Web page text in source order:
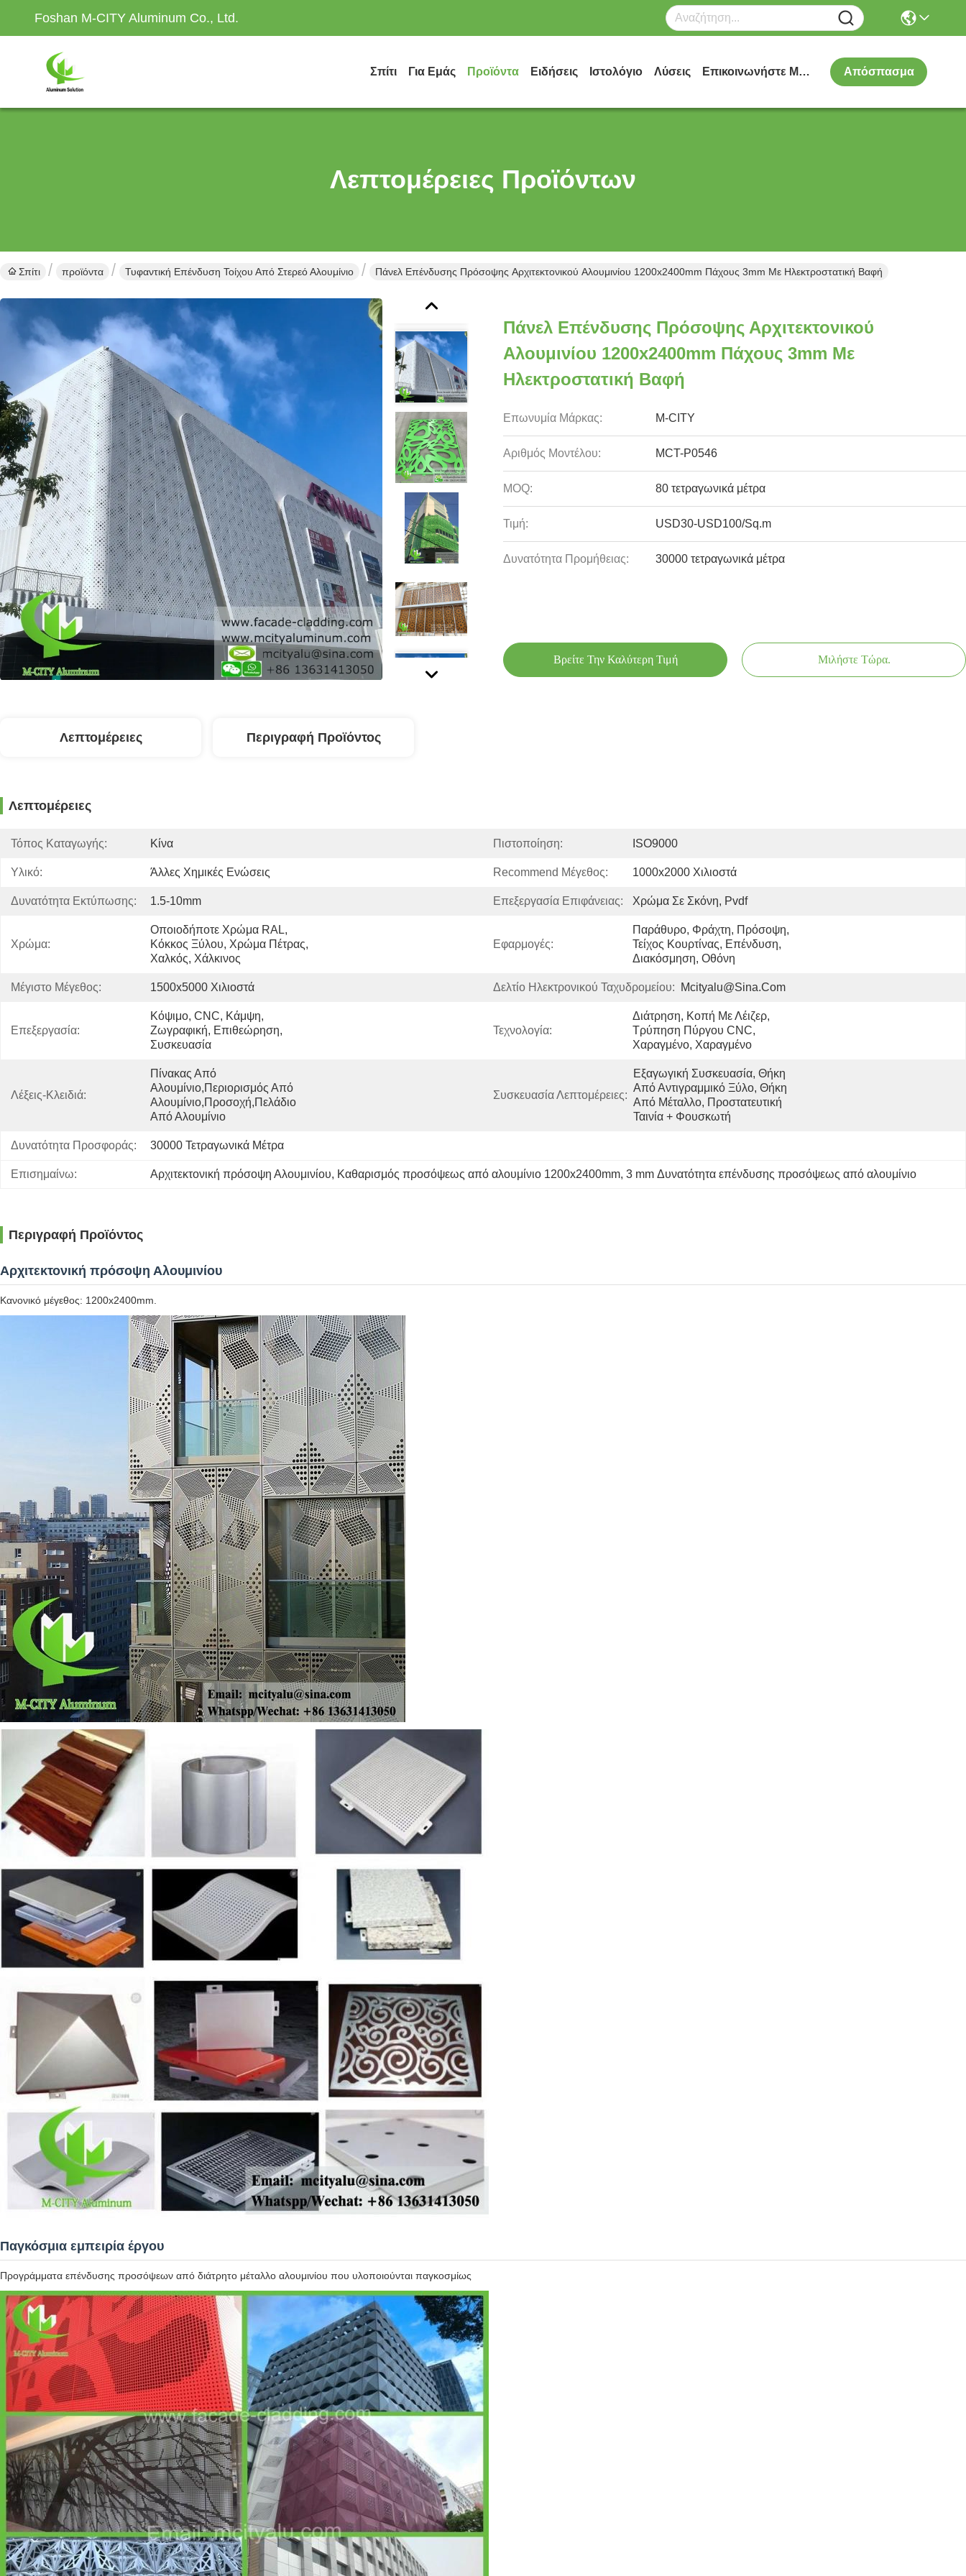
Foshan M-CITY Aluminum Co., Ltd.
Σπίτι Για Εμάς Προϊόντα Ειδήσεις Ιστολόγιο Λύσεις Επικοινωνήστε Μαζί Μας Απόσπασμα
Λεπτομέρειες Προϊόντων
Σπίτι προϊόντα Τυφαντική Επένδυση Τοίχου Από Στερεό Αλουμίνιο Πάνελ Επένδυσης Πρόσοψης Αρχιτεκτονικού Αλουμινίου 1200x2400mm Πάχους 3mm Με Ηλεκτροστατική Βαφή
Πάνελ Επένδυσης Πρόσοψης Αρχιτεκτονικού
Αλουμινίου 1200x2400mm Πάχους 3mm Με
Ηλεκτροστατική Βαφή
Επωνυμία Μάρκας: M-CITY
Αριθμός Μοντέλου: MCT-P0546
MOQ: 80 τετραγωνικά μέτρα
Τιμή: USD30-USD100/Sq.m
Δυνατότητα Προμήθειας: 30000 τετραγωνικά μέτρα
Βρείτε Την Καλύτερη Τιμή Μιλήστε Τώρα.
Λεπτομέρειες Περιγραφή Προϊόντος
Λεπτομέρειες
Τόπος Καταγωγής: Κίνα Πιστοποίηση: ISO9000
Υλικό: Άλλες Χημικές Ενώσεις Recommend Μέγεθος: 1000x2000 Χιλιοστά
Δυνατότητα Εκτύπωσης: 1.5-10mm Επεξεργασία Επιφάνειας: Χρώμα Σε Σκόνη, Pvdf
Χρώμα:
Οποιοδήποτε Χρώμα RAL,
Κόκκος Ξύλου, Χρώμα Πέτρας,
Χαλκός, Χάλκινος
Εφαρμογές:
Παράθυρο, Φράχτη, Πρόσοψη,
Τείχος Κουρτίνας, Επένδυση,
Διακόσμηση, Οθόνη
Μέγιστο Μέγεθος: 1500x5000 Χιλιοστά Δελτίο Ηλεκτρονικού Ταχυδρομείου: Mcityalu@sina.com
Επεξεργασία:
Κόψιμο, CNC, Κάμψη,
Ζωγραφική, Επιθεώρηση,
Συσκευασία
Τεχνολογία:
Διάτρηση, Κοπή Με Λέιζερ,
Τρύπηση Πύργου CNC,
Χαραγμένο, Χαραγμένο
Λέξεις-Κλειδιά:
Πίνακας Από
Αλουμίνιο,περιορισμός Από
Αλουμίνιο,προσοχή,πελάδιο
Από Αλουμίνιο
Συσκευασία Λεπτομέρειες:
Εξαγωγική Συσκευασία, Θήκη
Από Αντιγραμμικό Ξύλο, Θήκη
Από Μέταλλο, Προστατευτική
Ταινία + Φουσκωτή
Δυνατότητα Προσφοράς: 30000 Τετραγωνικά Μέτρα
Επισημαίνω: Αρχιτεκτονική πρόσοψη Αλουμινίου, Καθαρισμός προσόψεως από αλουμίνιο 1200x2400mm, 3 mm Δυνατότητα επένδυσης προσόψεως από αλουμίνιο
Περιγραφή Προϊόντος
Αρχιτεκτονική πρόσοψη Αλουμινίου
Κανονικό μέγεθος: 1200x2400mm.
Παγκόσμια εμπειρία έργου
Προγράμματα επένδυσης προσόψεων από διάτρητο μέταλλο αλουμινίου που υλοποιούνται παγκοσμίως